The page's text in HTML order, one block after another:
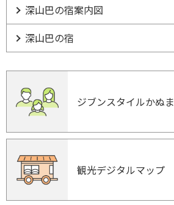
深山巴の宿案内図
深山巴の宿
ジブンスタイルかぬま
観光デジタルマップ